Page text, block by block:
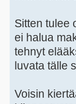
Sitten tulee
ei halua
tehnyt
luvata tälle
Voisin